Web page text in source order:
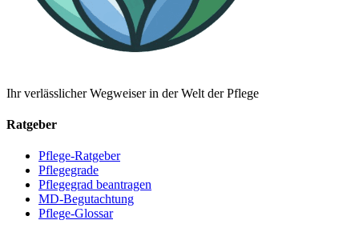
Ihr verlässlicher Wegweiser in der Welt der Pflege
Ratgeber
Pflege-Ratgeber
Pflegegrade
Pflegegrad beantragen
MD-Begutachtung
Pflege-Glossar